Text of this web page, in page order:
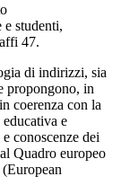
e studenti,
47.
di indirizzi, sia
propongono, in
coerenza con la
e
conoscenze dei
Quadro europeo